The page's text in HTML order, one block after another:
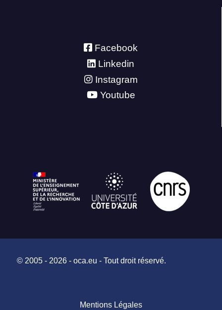
Facebook
Linkedin
Instagram
Youtube
© 2005 - 2026 - oca.eu - Tout droit réservé.
Mentions Légales